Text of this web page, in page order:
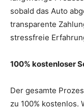
sobald das Auto
transparente
stressfreie
100% kostenloser
Der gesamte
zu 100% kostenlos.